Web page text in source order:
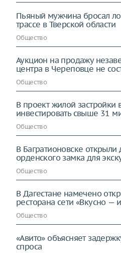
Пьяный мужчина бросал
трассе в Тверской области
Общество
Аукцион на продажу
центра в Череповце не
Общество
В проект жилой застройки
инвестировать свыше 31
Общество
В Багратионовске
орденского замка для
Общество
В Дагестане намечено
ресторана сети «Вкусно —
Общество
«Авито» объясняет
спроса